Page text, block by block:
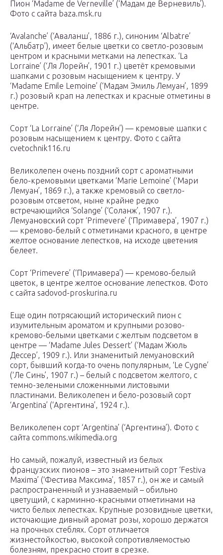
Пион ‘Madame de Verneville’ (‘Мадам де Верневиль’).
Фото с сайта baza.msk.ru
‘Avalanche’ (‘Аваланш’, 1886 г.), синоним ‘Albatre’
(‘Альбатр’), имеет белые цветки со светло-розовым
центром и красными метками на лепестках. ‘La
Lorraine’ (‘Ля Лорейн’, 1901 г.) цветёт кремовыми
шапками с розовым насыщением к центру. У
‘Madame Emile Lemoine’ (‘Мадам Эмиль Лемуан’, 1899
г.) розовый крап на лепестках и красные отметины в
центре.
Сорт ‘La Lorraine’ (‘Ля Лорейн’) — кремовые шапки с
розовым насыщением к центру. Фото с сайта
cvetochnik116.ru
Великолепен очень поздний сорт с ароматными
бело-кремовыми цветками ‘Marie Lemoine’ (‘Мари
Лемуан’, 1869 г.), а также кремовый со светло-
розовым отсветом, ныне крайне редко
встречающийся ‘Solange’ (‘Соланж’, 1907 г.).
Лемуановский сорт ‘Primevere’ (‘Примавера’, 1907 г.)
— кремово-белый с отметинами красного, в центре
желтое основание лепестков, на исходе цветения
белеет.
Сорт ‘Primevere’ (‘Примавера’) — кремово-белый
цветок, в центре желтое основание лепестков. Фото
с сайта sadovod-proskurina.ru
Еще один потрясающий исторический пион с
изумительным ароматом и крупными розово-
кремово-белыми цветками с желтым подсветом в
центре — ‘Madame Jules Dessert’ (‘Мадам Жюль
Дессер’, 1909 г.). Или знаменитый лемуановский
сорт, бывший когда-то очень популярным, ‘Le Cygne’
(‘Ле Синь’, 1907 г.) – белый с подсветом желтого, с
темно-зелеными сложенными листовыми
пластинами. Великолепен и бело-розовый сорт
‘Argentina’ (‘Аргентина’, 1924 г.).
Великолепен сорт ‘Argentina’ (‘Аргентина’). Фото с
сайта commons.wikimedia.org
Но самый, пожалуй, известный из белых
французских пионов – это знаменитый сорт ‘Festiva
Maxima’ (‘Фестива Максима’, 1857 г.), он же и самый
распространенный и узнаваемый – обильно
цветущий, с карминно-красными отметинами на
чисто белых лепестках. Крупные розовидные цветки,
источающие дивный аромат розы, хорошо держатся
на прочных стеблях. Сорт отличается
жизнестойкостью, высокой сопротивляемостью
болезням, прекрасно стоит в срезке.